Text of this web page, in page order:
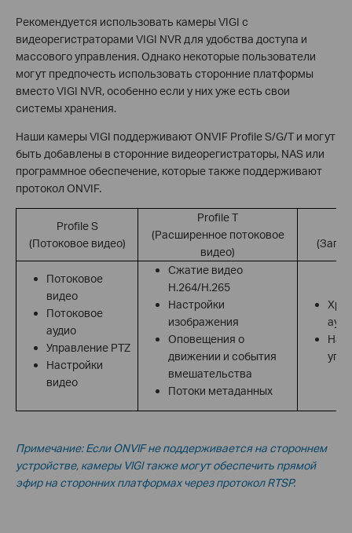
Рекомендуется использовать камеры VIGI с
видеорегистраторами VIGI NVR для удобства доступа и
массового управления. Однако некоторые пользователи
могут предпочесть использовать сторонние платформы
вместо VIGI NVR, особенно если у них уже есть свои
системы хранения.
Наши камеры VIGI поддерживают ONVIF Profile S/G/T и могут
быть добавлены в сторонние видеорегистраторы, NAS или
программное обеспечение, которые также поддерживают
протокол ONVIF.
Profile S
(Потоковое видео)
Profile T
(Расширенное потоковое
видео)
Потоковое
видео
Потоковое
аудио
Управление PTZ
Настройки
видео
Сжатие видео
H.264/H.265
Настройки
изображения
Оповещения о
движении и события
вмешательства
Потоки метаданных
Примечание: Если ONVIF не поддерживается на стороннем
устройстве, камеры VIGI также могут обеспечить прямой
эфир на сторонних платформах через протокол RTSP.